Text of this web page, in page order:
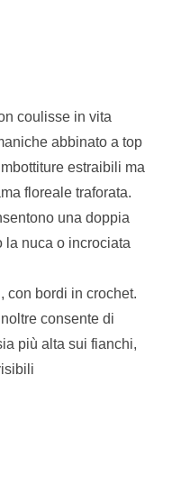
coulisse in vita
abbinato a top
estraibili ma
floreale traforata.
una doppia
la nuca o incrociata
con bordi in crochet.
consente di
più alta sui fianchi,